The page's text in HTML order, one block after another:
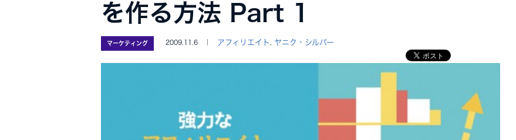
を作る方法 Part 1
マーケティング 2009.11.6 ｜ アフィリエイト ヤニク・シルバー